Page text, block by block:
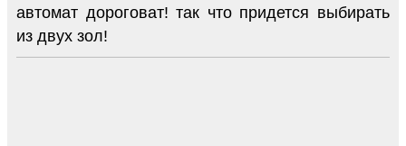
автомат дороговат! так что придется выбирать
из двух зол!